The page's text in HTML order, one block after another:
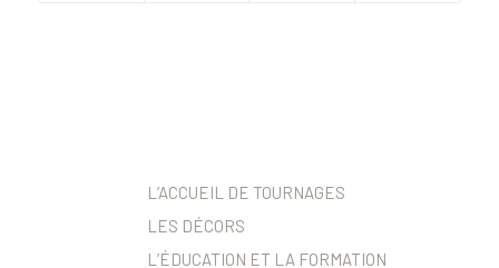
L’ACCUEIL DE TOURNAGES
LES DÉCORS
L’ÉDUCATION ET LA FORMATION